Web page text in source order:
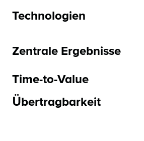
Technologien
Zentrale Ergebnisse
Time-to-Value
Übertragbarkeit